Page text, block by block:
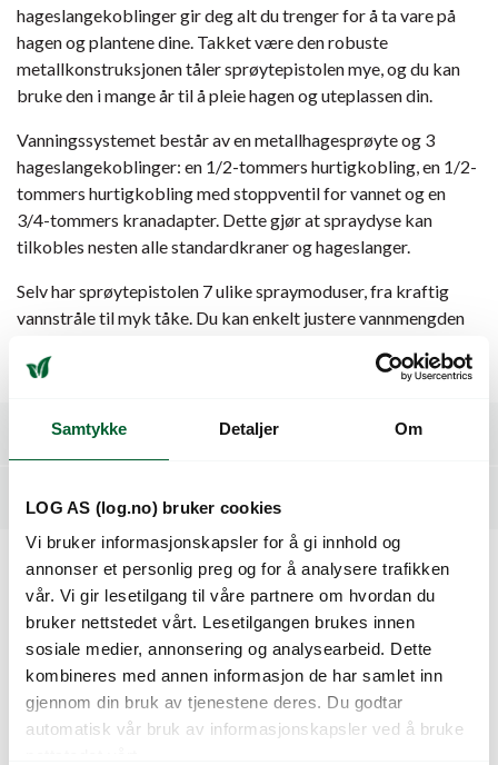
Samtykke Detaljer Om
LOG AS (log.no) bruker cookies
Vi bruker informasjonskapsler for å gi innhold og
annonser et personlig preg og for å analysere trafikken
vår. Vi gir lesetilgang til våre partnere om hvordan du
bruker nettstedet vårt. Lesetilgangen brukes innen
sosiale medier, annonsering og analysearbeid. Dette
kombineres med annen informasjon de har samlet inn
gjennom din bruk av tjenestene deres. Du godtar
automatisk vår bruk av informasjonskapsler ved å bruke
hageslangekoblinger gir deg alt du trenger for å ta vare på
hagen og plantene dine. Takket være den robuste
metallkonstruksjonen tåler sprøytepistolen mye, og du kan
bruke den i mange år til å pleie hagen og uteplassen din.
Vanningssystemet består av en metallhagesprøyte og 3
hageslangekoblinger: en 1/2-tommers hurtigkobling, en 1/2-
tommers hurtigkobling med stoppventil for vannet og en
3/4-tommers kranadapter. Dette gjør at spraydyse kan
tilkobles nesten alle standardkraner og hageslanger.
Selv har sprøytepistolen 7 ulike spraymoduser, fra kraftig
vannstråle til myk tåke. Du kan enkelt justere vannmengden
produktspesifikasjoner, se detaljene nedenfor.
Spesifikasjoner
Relaterte produkter
Kunder så også på